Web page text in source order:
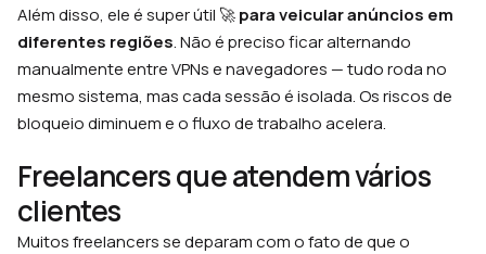
Além disso, ele é super útil 🚀para veicular anúncios em
diferentes regiões. Não é preciso ficar alternando
manualmente entre VPNs e navegadores — tudo roda no
mesmo sistema, mas cada sessão é isolada. Os riscos de
bloqueio diminuem e o fluxo de trabalho acelera.
Freelancers que atendem vários
clientes
Muitos freelancers se deparam com o fato de que o